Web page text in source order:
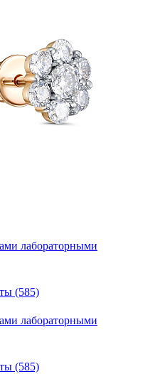
лабораторными
лабораторными